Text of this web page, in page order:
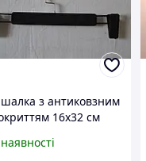
з антиковзним
16x32 см